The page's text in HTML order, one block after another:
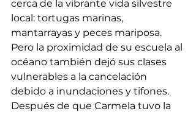
cerca de la vibrante vida silvestre
local: tortugas marinas,
mantarrayas y peces mariposa.
Pero la proximidad de su escuela al
océano también dejó sus clases
vulnerables a la cancelación
debido a inundaciones y tifones.
Después de que Carmela tuvo la